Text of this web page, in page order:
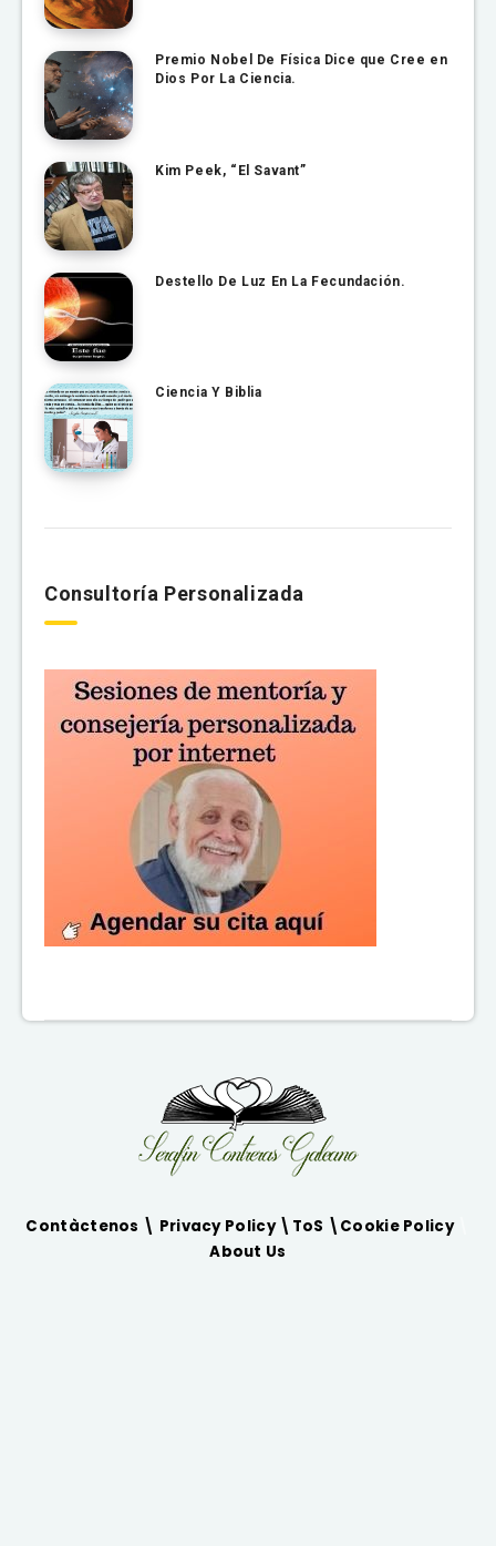
Premio Nobel De Física Dice que Cree en
Dios Por La Ciencia.
Kim Peek, “El Savant”
Destello De Luz En La Fecundación.
Ciencia Y Biblia
Consultoría Personalizada
Contàctenos \ Privacy Policy \ ToS \ Cookie Policy\
About Us